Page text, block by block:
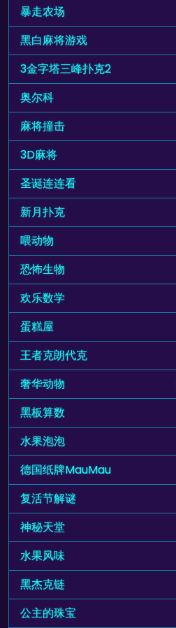
暴走农场
黑白麻将游戏
3金字塔三峰扑克2
奥尔科
麻将撞击
3D麻将
圣诞连连看
新月扑克
喂动物
恐怖生物
欢乐数学
蛋糕屋
王者克朗代克
奢华动物
黑板算数
水果泡泡
德国纸牌MauMau
复活节解谜
神秘天堂
水果风味
黑杰克链
公主的珠宝